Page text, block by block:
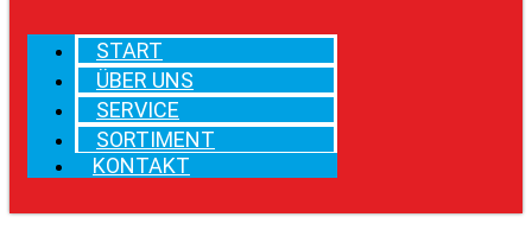
START
ÜBER UNS
SERVICE
SORTIMENT
KONTAKT